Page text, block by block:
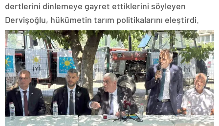
dertlerini dinlemeye gayret ettiklerini söyleyen
Dervişoğlu, hükümetin tarım politikalarını eleştirdi.